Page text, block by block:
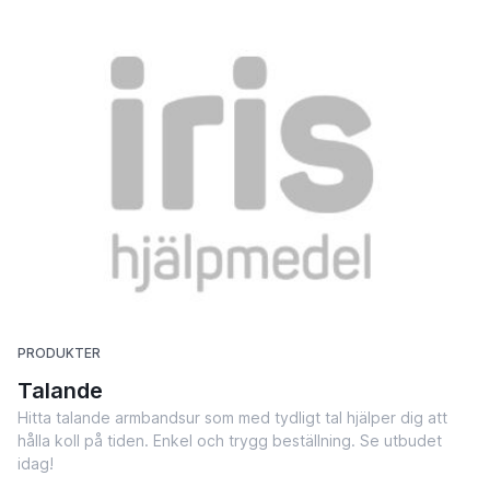
PRODUKTER
Talande
Hitta talande armbandsur som med tydligt tal hjälper dig att
hålla koll på tiden. Enkel och trygg beställning. Se utbudet
idag!